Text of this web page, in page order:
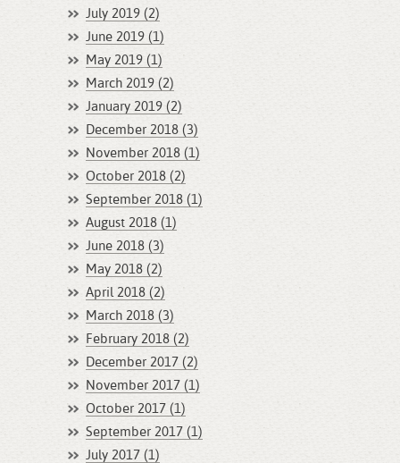
July 2019 (2)
June 2019 (1)
May 2019 (1)
March 2019 (2)
January 2019 (2)
December 2018 (3)
November 2018 (1)
October 2018 (2)
September 2018 (1)
August 2018 (1)
June 2018 (3)
May 2018 (2)
April 2018 (2)
March 2018 (3)
February 2018 (2)
December 2017 (2)
November 2017 (1)
October 2017 (1)
September 2017 (1)
July 2017 (1)